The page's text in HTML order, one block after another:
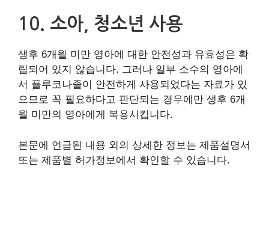
10. 소아, 청소년 사용
생후 6개월 미만 영아에 대한 안전성과 유효성은 확
립되어 있지 않습니다. 그러나 일부 소수의 영아에
서 플루코나졸이 안전하게 사용되었다는 자료가 있
으므로 꼭 필요하다고 판단되는 경우에만 생후 6개
월 미만의 영아에게 복용시킵니다.
본문에 언급된 내용 외의 상세한 정보는 제품설명서
또는 제품별 허가정보에서 확인할 수 있습니다.